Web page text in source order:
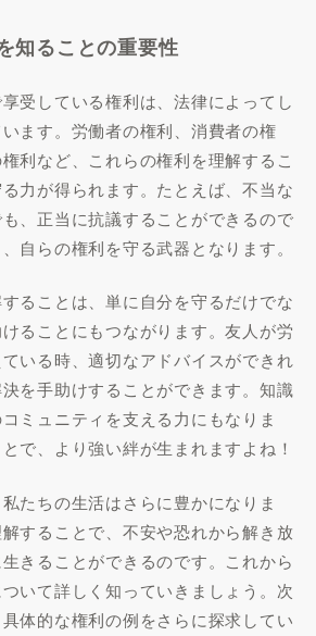
知ることの重要性
受している権利は、法律によってし
ます。労働者の権利、消費者の権
利など、これらの権利を理解するこ
力が得られます。たとえば、不当な
、正当に抗議することができるので
自らの権利を守る武器となります。
ることは、単に自分を守るだけでな
ることにもつながります。友人が労
いる時、適切なアドバイスができれ
を手助けすることができます。知識
ミュニティを支える力にもなりま
で、より強い絆が生まれますよね！
たちの生活はさらに豊かになりま
することで、不安や恐れから解き放
きることができるのです。これから
いて詳しく知っていきましょう。次
体的な権利の例をさらに探求してい